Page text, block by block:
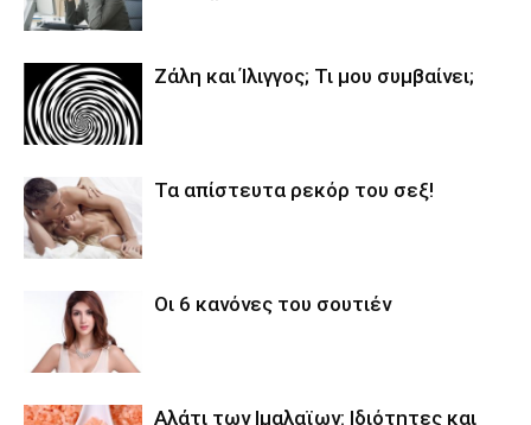
Ζάλη και Ίλιγγος; Τι μου συμβαίνει;
Τα απίστευτα ρεκόρ του σεξ!
Οι 6 κανόνες του σουτιέν
Αλάτι των Ιμαλαϊων: Ιδιότητες και